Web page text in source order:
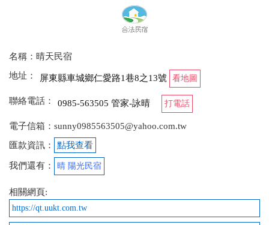
名稱：晴天民宿
地址：
屏東縣車城鄉仁愛路1巷8之13號 看地圖
聯絡電話： 0985-563505 管家-詠晴 打電話
電子信箱：sunny0985563505@yahoo.com.tw
匯款資訊：
點我查看
我們還有： 晴 陽光民宿
相關網頁:
https://qt.uukt.com.tw